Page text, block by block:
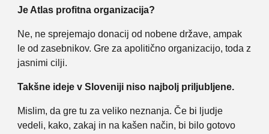
Je Atlas profitna organizacija?
Ne, ne sprejemajo donacij od nobene države, ampak
le od zasebnikov. Gre za apolitično organizacijo, toda z
jasnimi cilji.
Takšne ideje v Sloveniji niso najbolj priljubljene.
Mislim, da gre tu za veliko neznanja. Če bi ljudje
vedeli, kako, zakaj in na kašen način, bi bilo gotovo